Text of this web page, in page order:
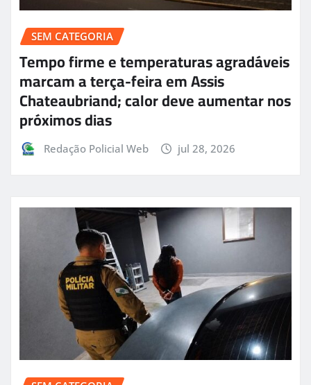
SEM CATEGORIA
Tempo firme e temperaturas agradáveis
marcam a terça-feira em Assis
Chateaubriand; calor deve aumentar nos
próximos dias
Redação Policial Web jul 28, 2026